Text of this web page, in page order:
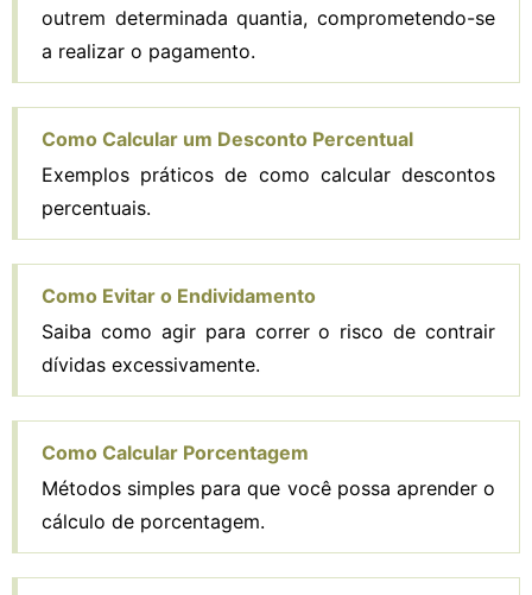
outrem determinada quantia, comprometendo-se
a realizar o pagamento.
Como Calcular um Desconto Percentual
Exemplos práticos de como calcular descontos
percentuais.
Como Evitar o Endividamento
Saiba como agir para correr o risco de contrair
dívidas excessivamente.
Como Calcular Porcentagem
Métodos simples para que você possa aprender o
cálculo de porcentagem.